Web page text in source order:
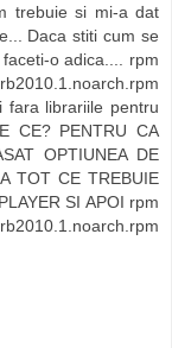
trebuie si mi-a dat
Daca stiti cum se
o adica.... rpm
fara librariile pentru
CE? PENTRU CA
OPTIUNEA DE
TOT CE TREBUIE
SI APOI rpm